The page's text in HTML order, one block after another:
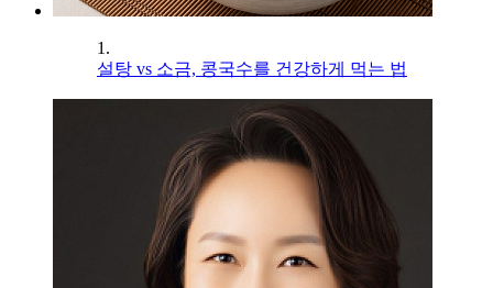
1.
설탕 vs 소금, 콩국수를 건강하게 먹는 법